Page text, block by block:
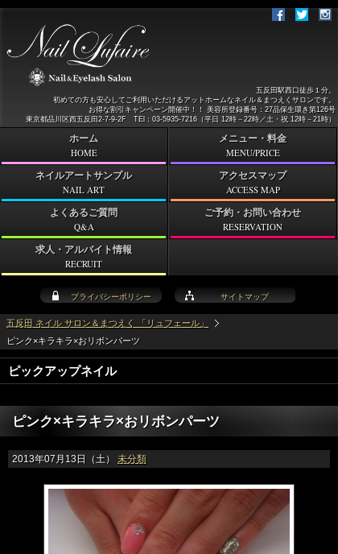
五反田 ネイル サロン＆まつえく 「リュフェール」
ピンク×キラキラ×おリボンパーツ
ピックアップネイル
ピンク×キラキラ×おリボンパーツ
2013年07月13日（土） 未分類
プライバシーポリシー サイトマップ
五反田駅西口徒歩１分。
初めての方も安心してご利用いただけるアットホームなネイル＆まつえくサロンです。
お得な割引キャンペーン開催中！！ 美容所登録番号：27品保生環き第126号
東京都品川区西五反田2-7-9-2F TEl：03-5935-7216（平日 12時－22時／土・祝 12時－21時）
ホーム
HOME
メニュー・料金
MENU/PRICE
ネイルアートサンプル
NAIL ART
アクセスマップ
ACCESS MAP
よくあるご質問
Q&A
ご予約・お問い合わせ
RESERVATION
求人・アルバイト情報
RECRUIT